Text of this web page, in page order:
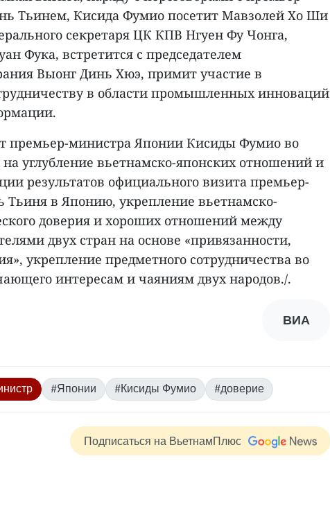
Тьинем, Кисида Фумио посетит Мавзолей Хо Ши
секретаря ЦК КПВ Нгуен Фу Чонга,
Фука, встретится с председателем
Выонг Динь Хюэ, примит участие в
в области промышленных инноваций
премьер-министра Японии Кисиды Фумио во
углубление вьетнамско-японских отношений и
результатов официального визита премьер-
в Японию, укрепление вьетнамско-
доверия и хороших отношений между
двух стран на основе «привязанности,
укрепление предметного сотрудничества во
интересам и чаяниям двух народов./.
ВИА
#Японии #Кисиды Фумио #доверие
Подписаться на ВьетнамПлюс